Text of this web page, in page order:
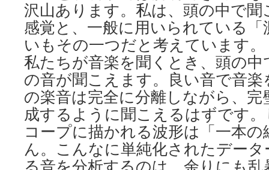
沢山あります。私は、頭の中で
感覚と、一般に用いられている
いもその一つだと考えています。
私たちが音楽を聞くとき、頭の
の音が聞こえます。良い音で音
の楽音は完全に分離しながら、
成するように聞こえるはずです
コープに描かれる波形は「一本
ん。こんなに単純化されたデー
る音を分析するのは、余りにも